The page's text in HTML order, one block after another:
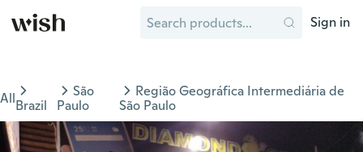
Sign in
AllBrazil
São
Paulo
Região Geográfica Intermediária de
São Paulo